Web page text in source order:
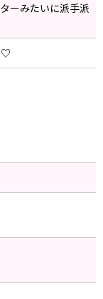
ーみたいに派手派